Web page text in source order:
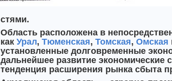
стями.
Область расположена в
как Урал, Тюменская, Томская, Омская
установленные долговременные
дальнейшее развитие экономические
тенденция расширения рынка сбыта